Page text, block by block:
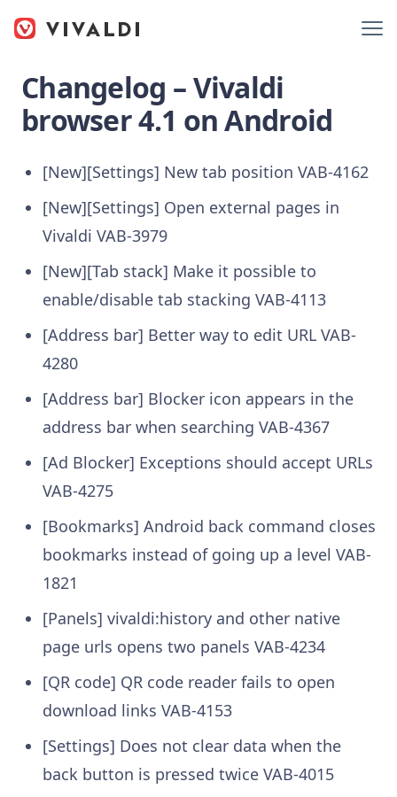
Changelog – Vivaldi
browser 4.1 on Android
[New][Settings] New tab position VAB-4162
[New][Settings] Open external pages in
Vivaldi VAB-3979
[New][Tab stack] Make it possible to
enable/disable tab stacking VAB-4113
[Address bar] Better way to edit URL VAB-
4280
[Address bar] Blocker icon appears in the
address bar when searching VAB-4367
[Ad Blocker] Exceptions should accept URLs
VAB-4275
[Bookmarks] Android back command closes
bookmarks instead of going up a level VAB-
1821
[Panels] vivaldi:history and other native
page urls opens two panels VAB-4234
[QR code] QR code reader fails to open
download links VAB-4153
[Settings] Does not clear data when the
back button is pressed twice VAB-4015